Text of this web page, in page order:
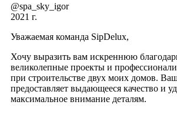
@spa_sky_igor
2021 г.
Уважаемая команда SipDelux,
Хочу выразить вам искреннюю
великолепные проекты и
при строительстве двух моих домов.
предоставляет выдающееся качество и
максимальное внимание деталям.